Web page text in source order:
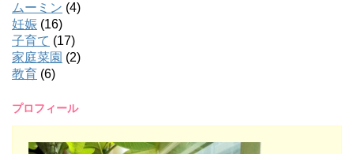
ムーミン (4)
妊娠 (16)
子育て (17)
家庭菜園 (2)
教育 (6)
プロフィール